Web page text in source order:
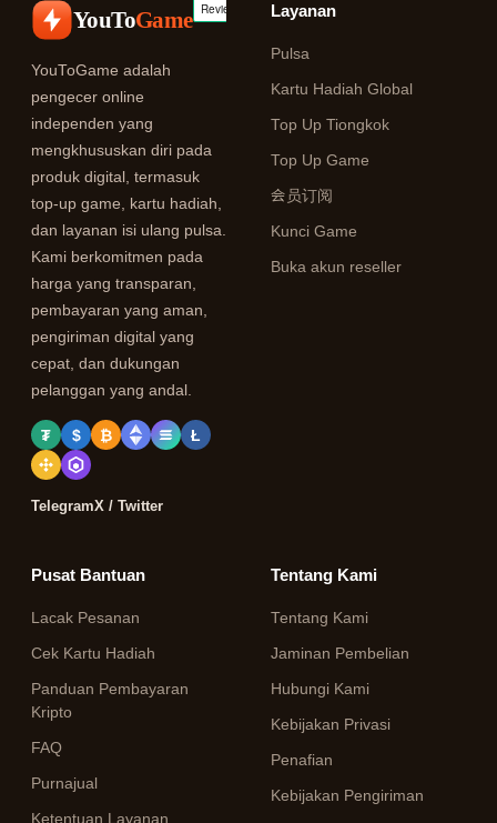
YouToGame
YouToGame adalah
pengecer online
independen yang
mengkhususkan diri pada
produk digital, termasuk
top-up game, kartu hadiah,
dan layanan isi ulang pulsa.
Kami berkomitmen pada
harga yang transparan,
pembayaran yang aman,
pengiriman digital yang
cepat, dan dukungan
pelanggan yang andal.
₮ $ ₿ Ł
TelegramX / Twitter
Layanan
Pulsa
Kartu Hadiah Global
Top Up Tiongkok
Top Up Game
会员订阅
Kunci Game
Buka akun reseller
Pusat Bantuan
Lacak Pesanan
Cek Kartu Hadiah
Panduan Pembayaran
Kripto
FAQ
Purnajual
Ketentuan Layanan
Tentang Kami
Tentang Kami
Jaminan Pembelian
Hubungi Kami
Kebijakan Privasi
Penafian
Kebijakan Pengiriman